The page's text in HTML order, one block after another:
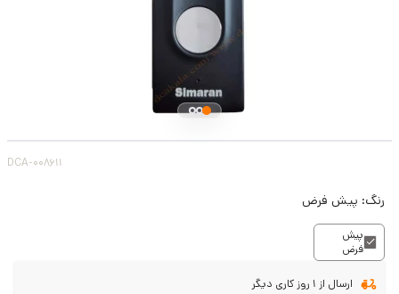
DCA-008611
رنگ: پیش فرض
پیش
فرض
ارسال از 1 روز کاری دیگر